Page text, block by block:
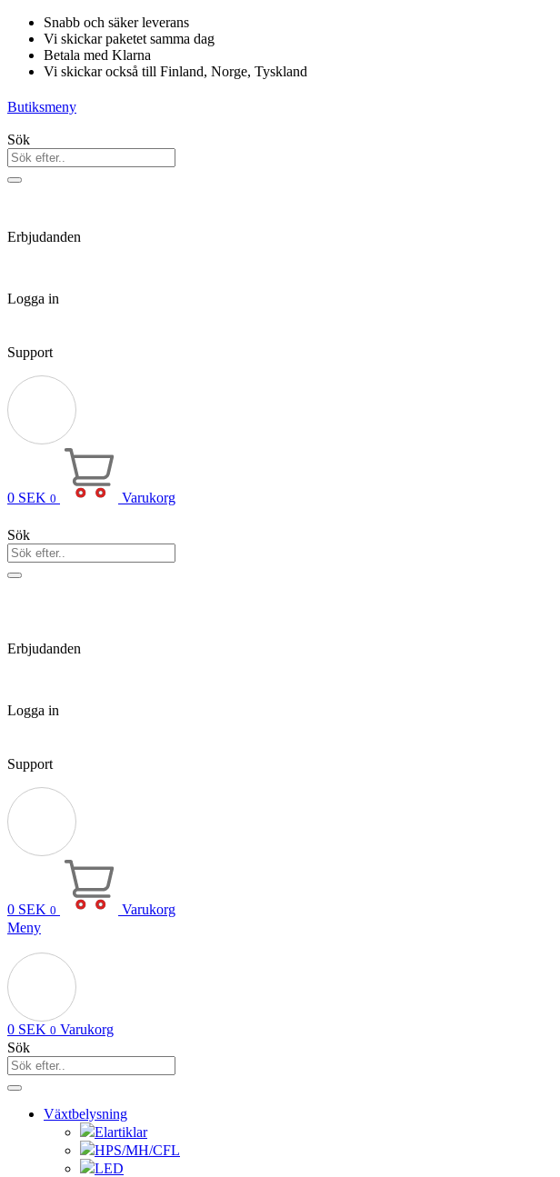
Hoppa
innehåll
Snabb och säker leverans
Vi skickar paketet samma dag
Betala med Klarna
Vi skickar också till Finland, Norge, Tyskland
Butiksmeny
Sök
Erbjudanden
Logga in
Support
0 SEK 0 Varukorg
Sök
Erbjudanden
Logga in
Support
0 SEK 0
Varukorg
Meny
0 SEK 0 Varukorg
Sök
Växtbelysning
Elartiklar
HPS/MH/CFL
LED